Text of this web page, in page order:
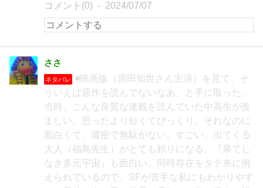
コメント(0) 2024/07/07
ささ
ネタバレ
◾️映画版（原田知世さん主演）を見て、そ
ういえば原作を読んでないなあ、と手に取った。
当時、こんな良質な連載を読んでいた中高生が羨
ましい。思ったより短くてびっくり。それなのに
面白くて、濃密で無駄がない。すごい。出てくる
大人（福島先生）がとても頼りになる。『果てし
なき多元宇宙』も面白い。同時存在をタテ糸に例
えられているので、SFが苦手な私にもわかりやす